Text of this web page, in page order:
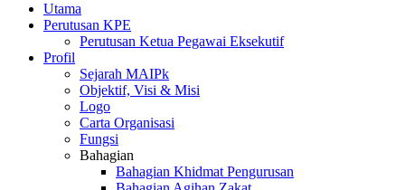
Utama
Perutusan KPE
Perutusan Ketua Pegawai Eksekutif
Profil
Sejarah MAIPk
Objektif, Visi & Misi
Logo
Carta Organisasi
Fungsi
Bahagian
Bahagian Khidmat Pengurusan